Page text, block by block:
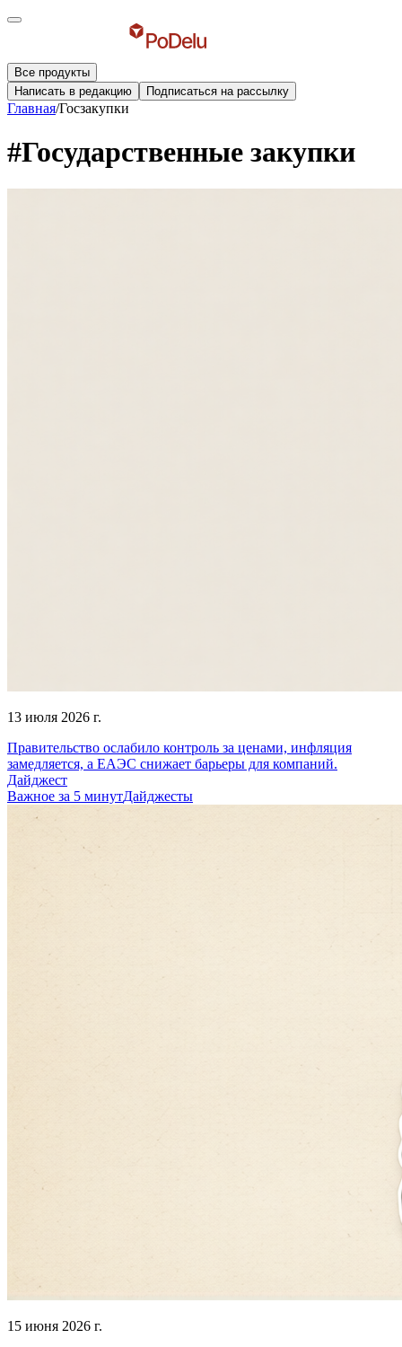
Все продукты
Написать в редакцию
Подписаться на рассылку
Главная/Госзакупки
#Государственные закупки
13 июля 2026 г.
Правительство ослабило контроль за ценами, инфляция
замедляется, а ЕАЭС снижает барьеры для компаний.
Дайджест
Важное за 5 минутДайджесты
15 июня 2026 г.